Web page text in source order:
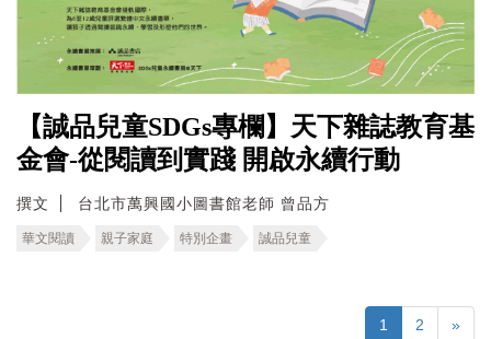
【誠品兒童SDGs專欄】天下雜誌教育基
金會-從閱讀到實踐 開啟永續行動
撰文 台北市萬興國小圖書館老師 曾品方
華文閱讀 親子家庭 特別企畫 誠品兒童
1 2 »